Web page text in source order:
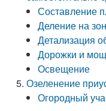
Составление
Деление на
Детализация
Дорожки и
Освещение
Озеленение
Огородный